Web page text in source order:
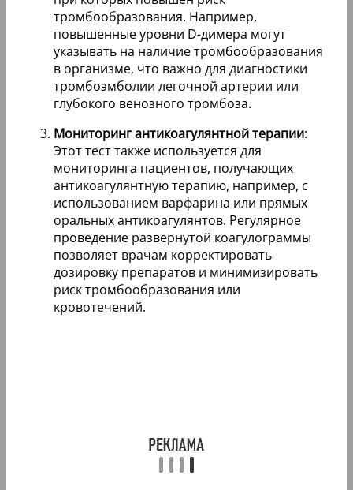
тромбообразования. Например,
повышенные уровни D-димера могут
указывать на наличие тромбообразования
в организме, что важно для диагностики
тромбоэмболии легочной артерии или
глубокого венозного тромбоза.
Мониторинг антикоагулянтной терапии:
Этот тест также используется для
мониторинга пациентов, получающих
антикоагулянтную терапию, например, с
использованием варфарина или прямых
оральных антикоагулянтов. Регулярное
проведение развернутой коагулограммы
позволяет врачам корректировать
дозировку препаратов и минимизировать
риск тромбообразования или
кровотечений.